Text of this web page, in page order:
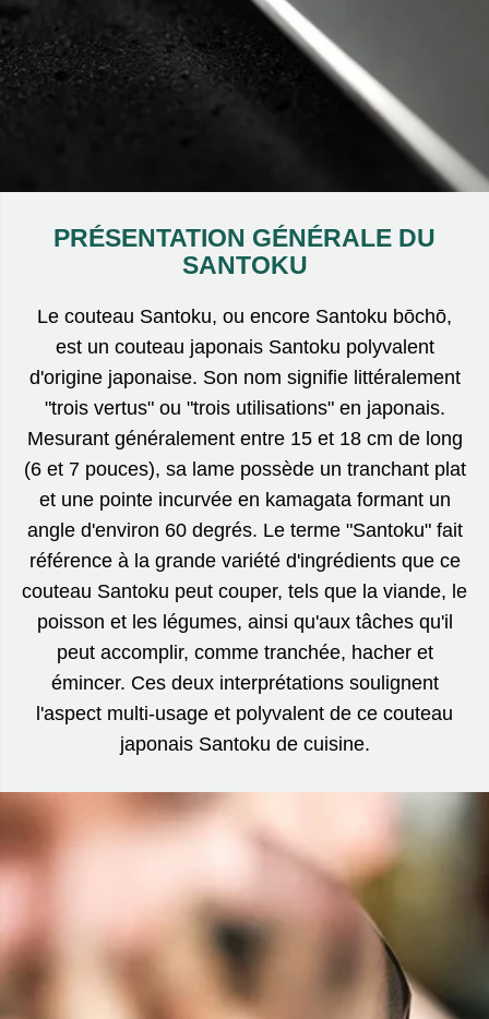
PRÉSENTATION GÉNÉRALE DU
SANTOKU
Le couteau Santoku, ou encore Santoku bōchō,
est un couteau japonais Santoku polyvalent
d'origine japonaise. Son nom signifie littéralement
"trois vertus" ou "trois utilisations" en japonais.
Mesurant généralement entre 15 et 18 cm de long
(6 et 7 pouces), sa lame possède un tranchant plat
et une pointe incurvée en kamagata formant un
angle d'environ 60 degrés. Le terme "Santoku" fait
référence à la grande variété d'ingrédients que ce
couteau Santoku peut couper, tels que la viande, le
poisson et les légumes, ainsi qu'aux tâches qu'il
peut accomplir, comme tranchée, hacher et
émincer. Ces deux interprétations soulignent
l'aspect multi-usage et polyvalent de ce couteau
japonais Santoku de cuisine.